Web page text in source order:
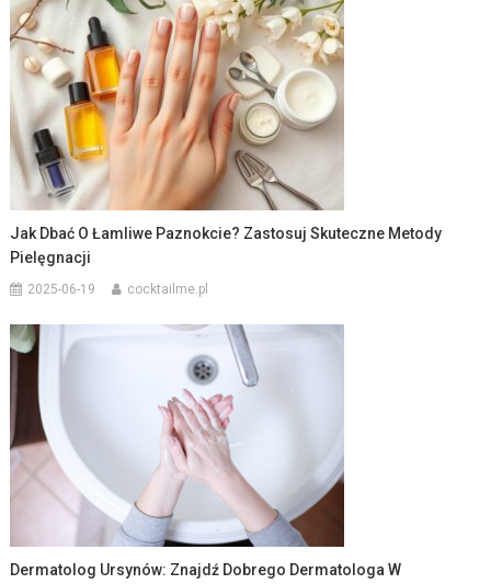
Jak Dbać O Łamliwe Paznokcie? Zastosuj Skuteczne Metody
Pielęgnacji
2025-06-19 cocktailme.pl
Dermatolog Ursynów: Znajdź Dobrego Dermatologa W